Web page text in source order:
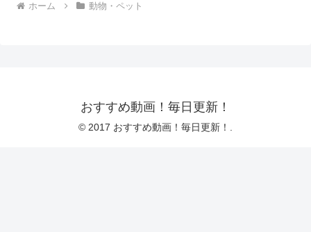
ホーム 動物・ペット
おすすめ動画！毎日更新！
© 2017 おすすめ動画！毎日更新！.